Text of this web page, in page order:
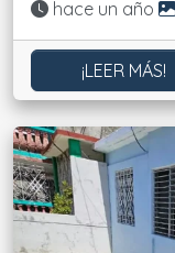
Actualizado:
hace un año
¡LEER MÁS!